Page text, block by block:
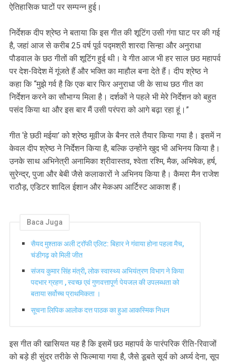
ऐतिहासिक घाटों पर सम्पन्न हुई।
निर्देशक दीप श्रेष्ठ ने बताया कि इस गीत की शूटिंग उसी गंगा घाट पर की गई
है, जहां आज से करीब 25 वर्ष पूर्व पद्मश्री शारदा सिन्हा और अनुराधा
पौडवाल के छठ गीतों की शूटिंग हुई थी। वे गीत आज भी हर साल छठ महापर्व
पर देश-विदेश में गूंजते हैं और भक्ति का माहौल बना देते हैं। दीप श्रेष्ठ ने
कहा कि “मुझे गर्व है कि एक बार फिर अनुराधा जी के साथ छठ गीत का
निर्देशन करने का सौभाग्य मिला है। दर्शकों ने पहले भी मेरे निर्देशन को बहुत
पसंद किया था और इस बार मैं उसी परंपरा को आगे बढ़ा रहा हूं।”
गीत ‘हे छठी मईया’ को श्रेष्ठ मूवीज के बैनर तले तैयार किया गया है। इसमें न
केवल दीप श्रेष्ठ ने निर्देशन किया है, बल्कि उन्होंने खुद भी अभिनय किया है।
उनके साथ अभिनेत्री अनामिका श्रीवास्तव, श्वेता रश्मि, मैक, अभिषेक, हर्ष,
सुरेन्द्र, पुजा और बेबी जैसे कलाकारों ने अभिनय किया है। कैमरा मैन राजेश
राठौड़, एडिटर शादिल ईशान और मेकअप आर्टिस्ट आकाश हैं।
Baca Juga
सैयद मुश्ताक अली ट्रॉफी एलिट: बिहार ने गंवाया होना पहला मैच,
चंडीगढ़ को मिली जीत
संजय कुमार सिंह मंत्री, लोक स्वास्थ्य अभियंत्रण विभाग ने किया
पदभार ग्रहण , स्वच्छ एवं गुणवत्तापूर्ण पेयजल की उपलब्धता को
बताया सर्वोच्च प्राथमिकता ।
सूचना लिपिक आलोक दत्त पाठक का हुआ आकस्मिक निधन
इस गीत की खासियत यह है कि इसमें छठ महापर्व के पारंपरिक रीति-रिवाजों
को बड़े ही सुंदर तरीके से फिल्माया गया है, जैसे डूबते सूर्य को अर्घ्य देना, सूप